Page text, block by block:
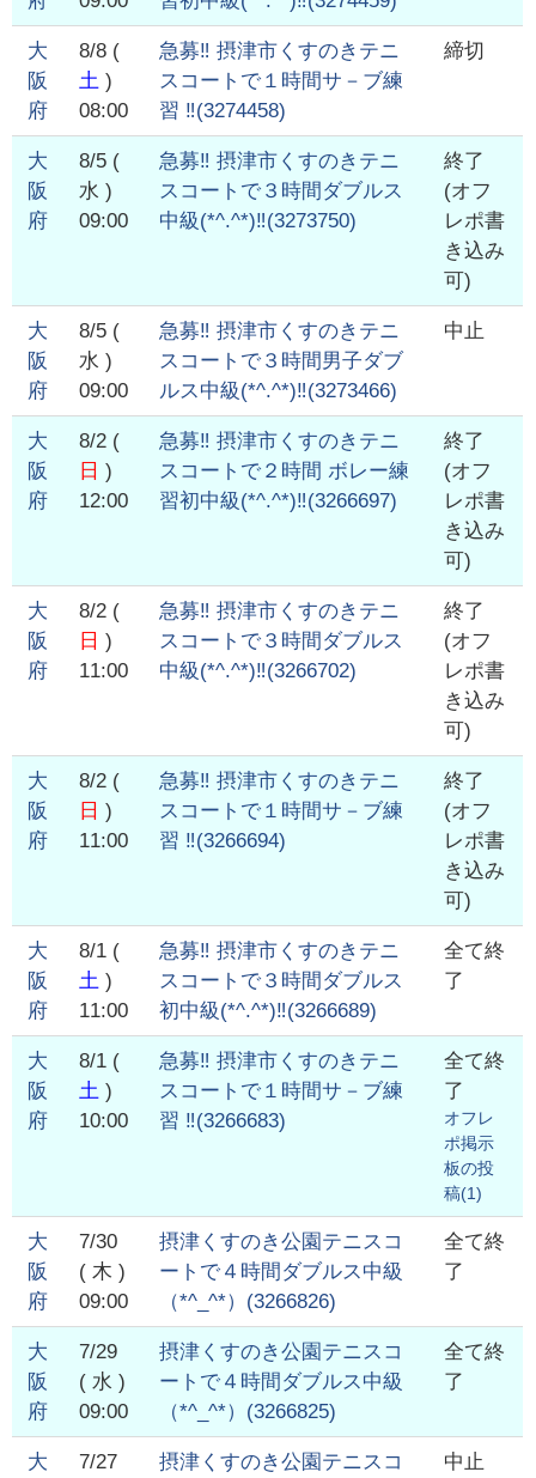
大
阪
府
8/8(
土 )
08:00
急募‼️ 摂津市くすのきテニ
スコートで１時間サ－ブ練
習 ‼️(3274458)
締切
大
阪
府
8/5(
水 )
09:00
急募‼️ 摂津市くすのきテニ
スコートで３時間ダブルス
中級(*^.^*)‼️(3273750)
終了
(オフ
レポ書
き込み
可)
大
阪
府
8/5(
水 )
09:00
急募‼️ 摂津市くすのきテニ
スコートで３時間男子ダブ
ルス中級(*^.^*)‼️(3273466)
中止
大
阪
府
8/2(
日 )
12:00
急募‼️ 摂津市くすのきテニ
スコートで２時間 ボレー練
習初中級(*^.^*)‼️(3266697)
終了
(オフ
レポ書
き込み
可)
大
阪
府
8/2(
日 )
11:00
急募‼️ 摂津市くすのきテニ
スコートで３時間ダブルス
中級(*^.^*)‼️(3266702)
終了
(オフ
レポ書
き込み
可)
大
阪
府
8/2(
日 )
11:00
急募‼️ 摂津市くすのきテニ
スコートで１時間サ－ブ練
習 ‼️(3266694)
終了
(オフ
レポ書
き込み
可)
大
阪
府
8/1(
土 )
11:00
急募‼️ 摂津市くすのきテニ
スコートで３時間ダブルス
初中級(*^.^*)‼️(3266689)
全て終
了
大
阪
府
8/1(
土 )
10:00
急募‼️ 摂津市くすのきテニ
スコートで１時間サ－ブ練
習 ‼️(3266683)
全て終
了
オフレ
ポ掲示
板の投
稿(1)
大
阪
府
7/30
( 木 )
09:00
摂津くすのき公園テニスコ
ートで４時間ダブルス中級
（*^_^*） (3266826)
全て終
了
大
阪
府
7/29
( 水 )
09:00
摂津くすのき公園テニスコ
ートで４時間ダブルス中級
（*^_^*） (3266825)
全て終
了
大
7/27
摂津くすのき公園テニスコ
中止